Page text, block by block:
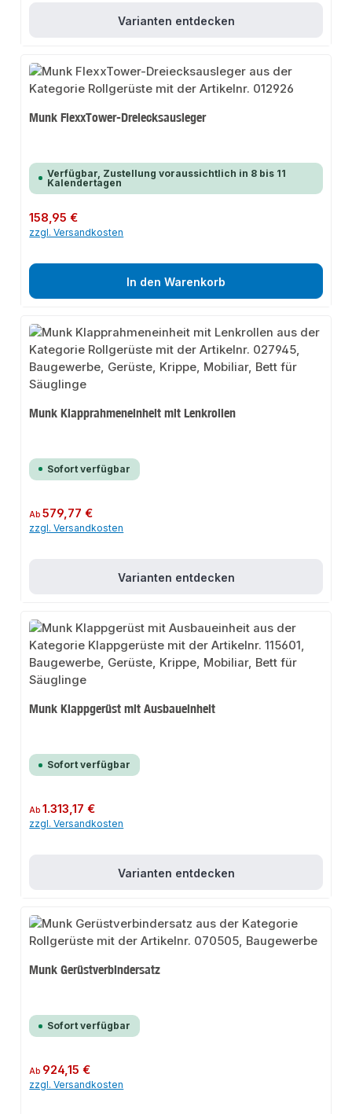
Varianten entdecken
Munk FlexxTower-Dreiecksausleger
Verfügbar, Zustellung voraussichtlich in 8 bis 11
Kalendertagen
Regulärer Preis:
158,95 €
zzgl. Versandkosten
In den Warenkorb
Munk Klapprahmeneinheit mit Lenkrollen
Sofort verfügbar
Regulärer Preis:
Ab579,77 €
zzgl. Versandkosten
Varianten entdecken
Munk Klappgerüst mit Ausbaueinheit
Sofort verfügbar
Regulärer Preis:
Ab1.313,17 €
zzgl. Versandkosten
Varianten entdecken
Munk Gerüstverbindersatz
Sofort verfügbar
Regulärer Preis:
Ab 924,15 €
zzgl. Versandkosten